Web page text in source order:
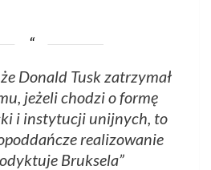
Donald Tusk zatrzymał
jeżeli chodzi o formę
i instytucji unijnych, to
realizowanie
Bruksela”